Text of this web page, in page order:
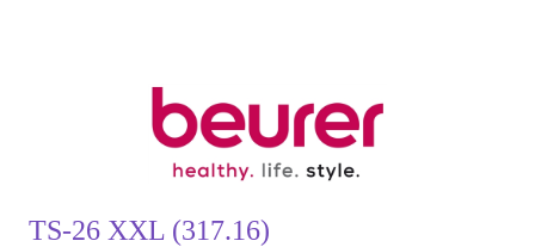
TS-26 XXL (317.16)